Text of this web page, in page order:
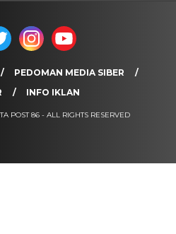
PEDOMAN MEDIA SIBER
INFO IKLAN
POST 86 - ALL RIGHTS RESERVED